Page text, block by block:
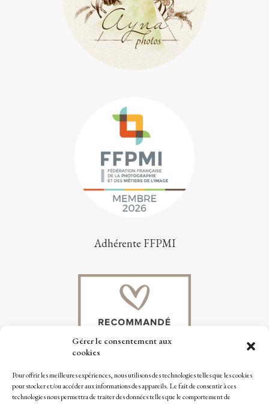
Gérer le consentement aux
cookies
Pour offrir les meilleures expériences, nous utilisons des technologies telles que les cookies
pour stocker et/ou accéder aux informations des appareils. Le fait de consentir à ces
technologies nous permettra de traiter des données telles que le comportement de
Adhérente FFPMI